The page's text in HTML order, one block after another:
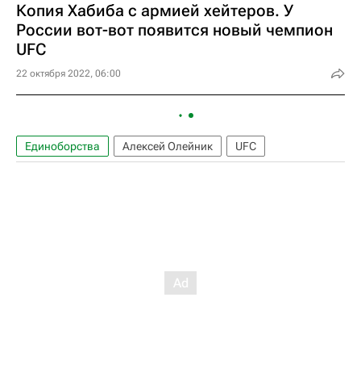
Копия Хабиба c армией хейтеров. У
России вот-вот появится новый чемпион
UFC
22 октября 2022, 06:00
Единоборства Алексей Олейник UFC